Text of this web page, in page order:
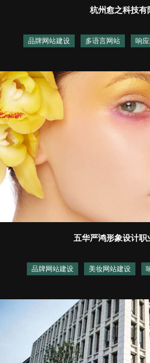
杭州愈之科技有
品牌网站建设 多语言网站 响
五华严鸿形象设计职
品牌网站建设 美妆网站建设